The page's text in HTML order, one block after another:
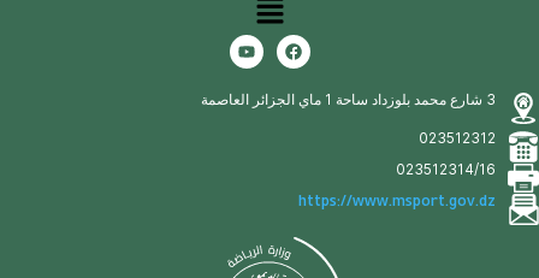
3 شارع محمد بلوزداد ساحة 1 ماي الجزائر العاصمة
023512312
023512314/16
https://www.msport.gov.dz